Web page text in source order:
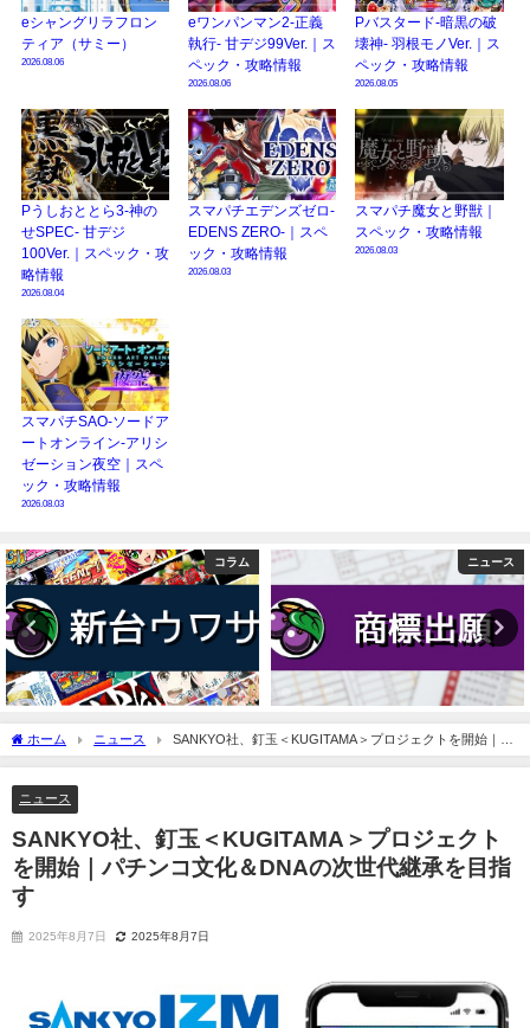
eシャングリラフロン
ティア（サミー）
2026.08.06
eワンパンマン2-正義
執行- 甘デジ99Ver.｜ス
ペック・攻略情報
2026.08.06
Pバスタード-暗黒の破
壊神- 羽根モノVer.｜ス
ペック・攻略情報
2026.08.05
Pうしおととら3-神の
せSPEC- 甘デジ
100Ver.｜スペック・攻
略情報
2026.08.04
スマパチエデンズゼロ-
EDENS ZERO-｜スペ
ック・攻略情報
2026.08.03
スマパチ魔女と野獣｜
スペック・攻略情報
2026.08.03
スマパチSAO-ソードア
ートオンライン-アリシ
ゼーション夜空｜スペ
ック・攻略情報
2026.08.03
ニュース ニュース
ホーム ニュース
SANKYO社、釘玉＜KUGITAMA＞プロジェクトを開始｜パ
チンコ文化＆DNAの次世代継承を目指す
ニュース
SANKYO社、釘玉＜KUGITAMA＞プロジェクト
を開始｜パチンコ文化＆DNAの次世代継承を目指
す
2025年8月7日 2025年8月7日